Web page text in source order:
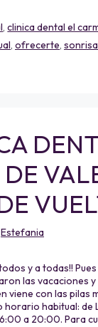
,clinica dental el
, ofrecerte,
Estefania
y a todas!!
las vacaciones
viene con las pilas
horario habitual: de
a 20:00. Para